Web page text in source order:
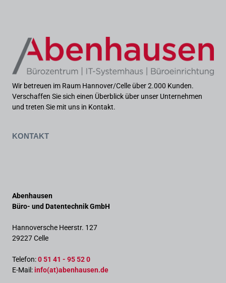
Wir betreuen im Raum Hannover/Celle über 2.000 Kunden.
Verschaffen Sie sich einen Überblick über unser Unternehmen
und treten Sie mit uns in Kontakt.
Kontakt
Abenhausen
Büro- und Datentechnik GmbH
Hannoversche Heerstr. 127
29227 Celle
Telefon:0 51 41 - 95 52 0
E-Mail:info(at)abenhausen.de